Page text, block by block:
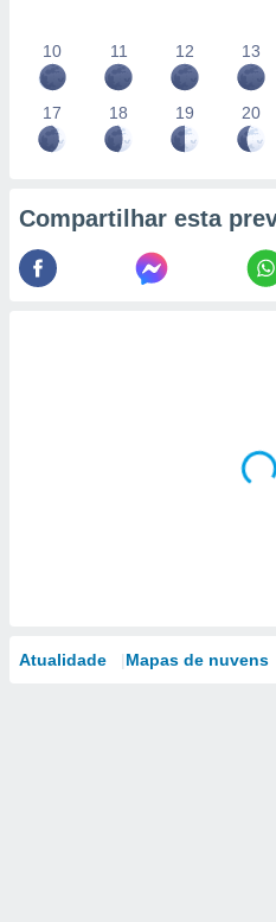
10 11 12 13
17 18 19 20
Compartilhar esta
Atualidade Mapas de nuvens